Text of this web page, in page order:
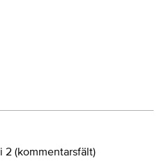
2 (kommentarsfält)